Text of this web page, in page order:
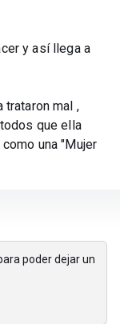
y así llega a
trataron mal ,
que ella
una "Mujer
poder dejar un